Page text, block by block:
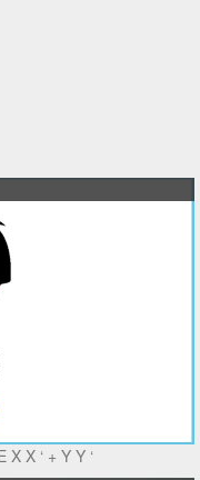
X ‘ + Y Y ‘